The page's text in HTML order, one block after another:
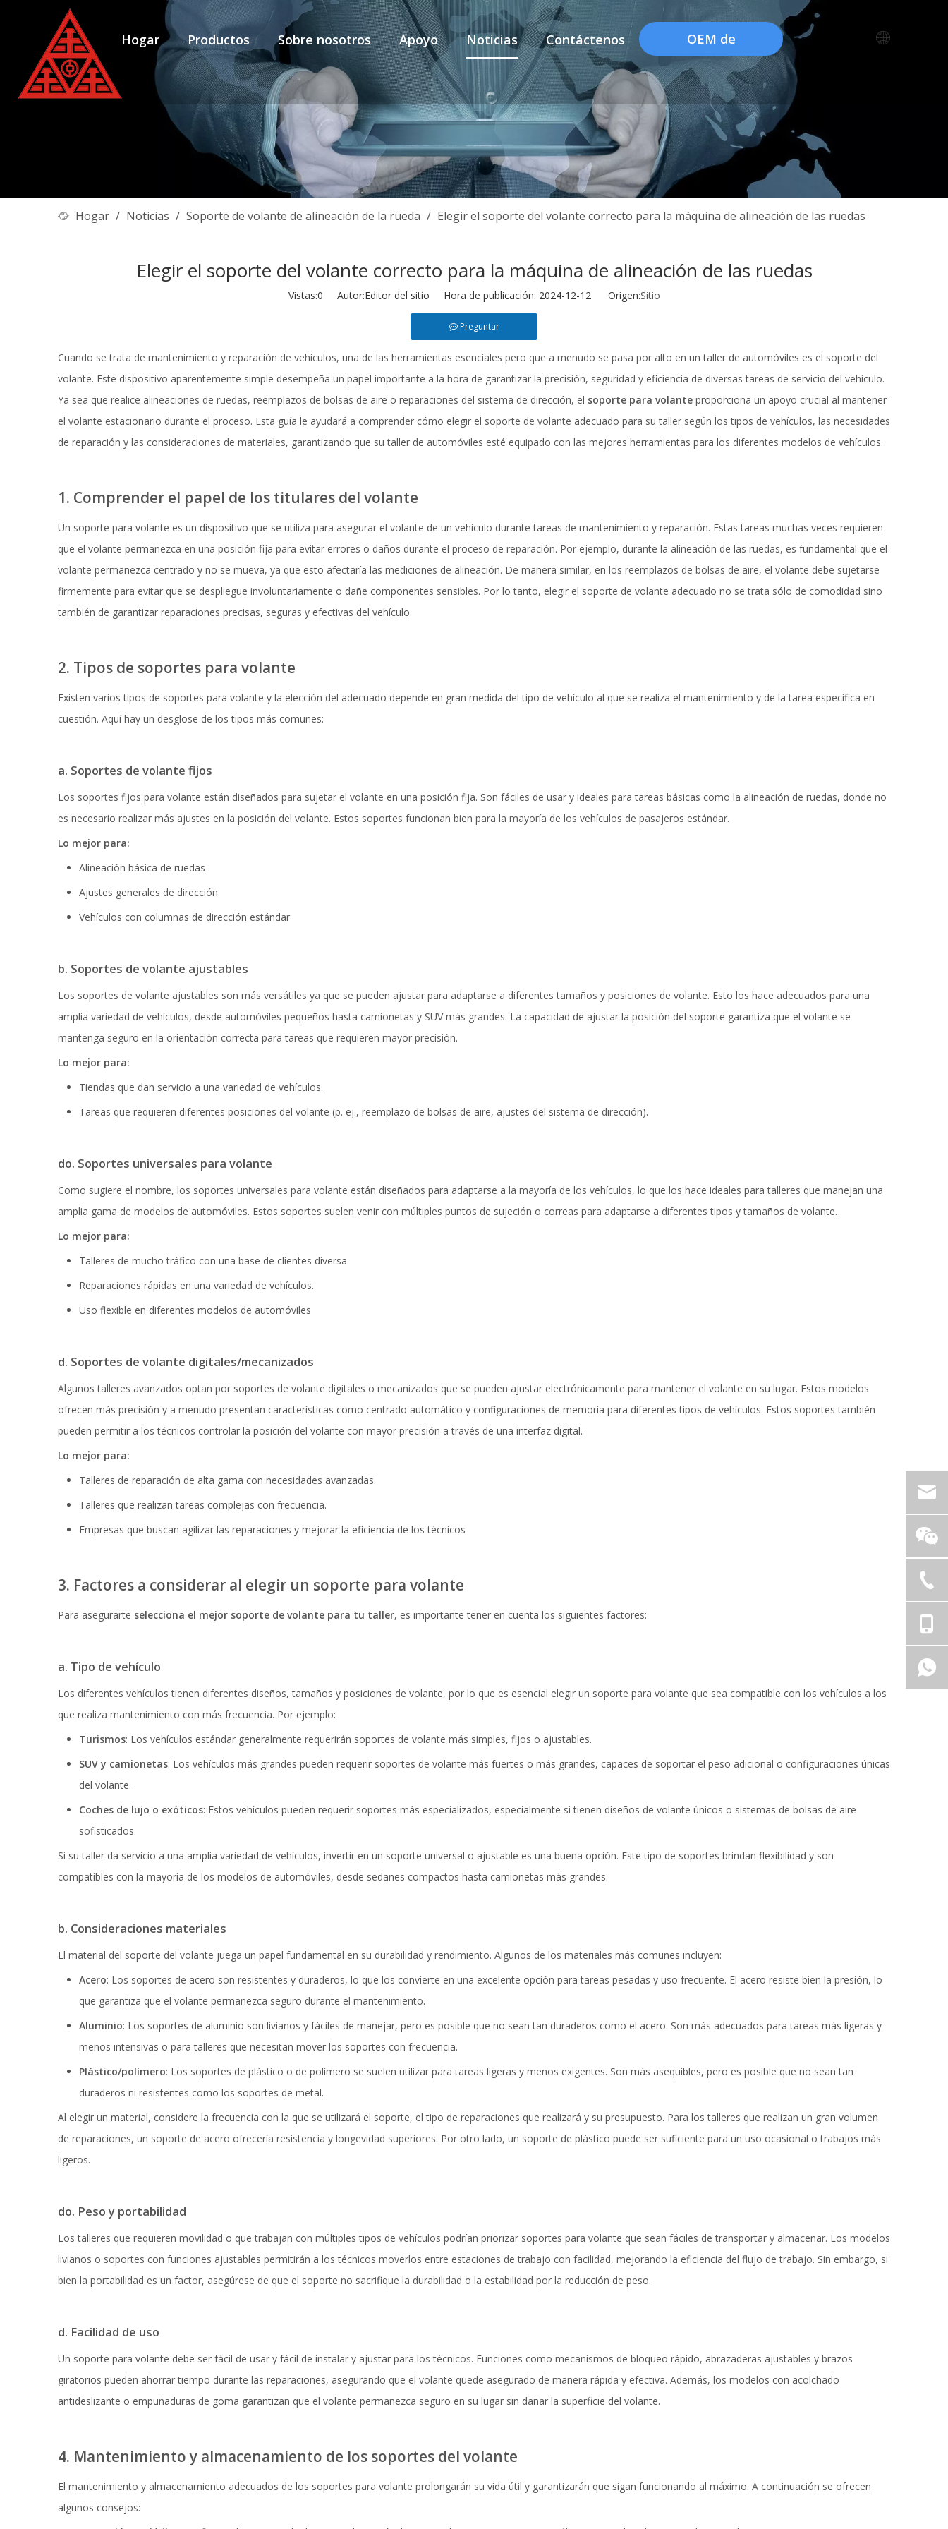
Hogar Productos Sobre nosotros Apoyo Noticias Contáctenos
OEM de
fábrica
Hogar / Noticias / Soporte de volante de alineación de la rueda / Elegir el soporte del volante correcto para la máquina de alineación de las ruedas
Elegir el soporte del volante correcto para la máquina de alineación de las ruedas
Vistas:0 Autor:Editor del sitio Hora de publicación: 2024-12-12 Origen:Sitio
Preguntar
Cuando se trata de mantenimiento y reparación de vehículos, una de las herramientas esenciales pero que a menudo se pasa por alto en un taller de automóviles es el soporte del
volante. Este dispositivo aparentemente simple desempeña un papel importante a la hora de garantizar la precisión, seguridad y eficiencia de diversas tareas de servicio del vehículo.
Ya sea que realice alineaciones de ruedas, reemplazos de bolsas de aire o reparaciones del sistema de dirección, el soporte para volante proporciona un apoyo crucial al mantener
el volante estacionario durante el proceso. Esta guía le ayudará a comprender cómo elegir el soporte de volante adecuado para su taller según los tipos de vehículos, las necesidades
de reparación y las consideraciones de materiales, garantizando que su taller de automóviles esté equipado con las mejores herramientas para los diferentes modelos de vehículos.
1. Comprender el papel de los titulares del volante
Un soporte para volante es un dispositivo que se utiliza para asegurar el volante de un vehículo durante tareas de mantenimiento y reparación. Estas tareas muchas veces requieren
que el volante permanezca en una posición fija para evitar errores o daños durante el proceso de reparación. Por ejemplo, durante la alineación de las ruedas, es fundamental que el
volante permanezca centrado y no se mueva, ya que esto afectaría las mediciones de alineación. De manera similar, en los reemplazos de bolsas de aire, el volante debe sujetarse
firmemente para evitar que se despliegue involuntariamente o dañe componentes sensibles. Por lo tanto, elegir el soporte de volante adecuado no se trata sólo de comodidad sino
también de garantizar reparaciones precisas, seguras y efectivas del vehículo.
2. Tipos de soportes para volante
Existen varios tipos de soportes para volante y la elección del adecuado depende en gran medida del tipo de vehículo al que se realiza el mantenimiento y de la tarea específica en
cuestión. Aquí hay un desglose de los tipos más comunes:
a. Soportes de volante fijos
Los soportes fijos para volante están diseñados para sujetar el volante en una posición fija. Son fáciles de usar y ideales para tareas básicas como la alineación de ruedas, donde no
es necesario realizar más ajustes en la posición del volante. Estos soportes funcionan bien para la mayoría de los vehículos de pasajeros estándar.
Lo mejor para:
Alineación básica de ruedas
Ajustes generales de dirección
Vehículos con columnas de dirección estándar
b. Soportes de volante ajustables
Los soportes de volante ajustables son más versátiles ya que se pueden ajustar para adaptarse a diferentes tamaños y posiciones de volante. Esto los hace adecuados para una
amplia variedad de vehículos, desde automóviles pequeños hasta camionetas y SUV más grandes. La capacidad de ajustar la posición del soporte garantiza que el volante se
mantenga seguro en la orientación correcta para tareas que requieren mayor precisión.
Lo mejor para:
Tiendas que dan servicio a una variedad de vehículos.
Tareas que requieren diferentes posiciones del volante (p. ej., reemplazo de bolsas de aire, ajustes del sistema de dirección).
do. Soportes universales para volante
Como sugiere el nombre, los soportes universales para volante están diseñados para adaptarse a la mayoría de los vehículos, lo que los hace ideales para talleres que manejan una
amplia gama de modelos de automóviles. Estos soportes suelen venir con múltiples puntos de sujeción o correas para adaptarse a diferentes tipos y tamaños de volante.
Lo mejor para:
Talleres de mucho tráfico con una base de clientes diversa
Reparaciones rápidas en una variedad de vehículos.
Uso flexible en diferentes modelos de automóviles
d. Soportes de volante digitales/mecanizados
Algunos talleres avanzados optan por soportes de volante digitales o mecanizados que se pueden ajustar electrónicamente para mantener el volante en su lugar. Estos modelos
ofrecen más precisión y a menudo presentan características como centrado automático y configuraciones de memoria para diferentes tipos de vehículos. Estos soportes también
pueden permitir a los técnicos controlar la posición del volante con mayor precisión a través de una interfaz digital.
Lo mejor para:
Talleres de reparación de alta gama con necesidades avanzadas.
Talleres que realizan tareas complejas con frecuencia.
Empresas que buscan agilizar las reparaciones y mejorar la eficiencia de los técnicos
3. Factores a considerar al elegir un soporte para volante
Para asegurarte selecciona el mejor soporte de volante para tu taller, es importante tener en cuenta los siguientes factores:
a. Tipo de vehículo
Los diferentes vehículos tienen diferentes diseños, tamaños y posiciones de volante, por lo que es esencial elegir un soporte para volante que sea compatible con los vehículos a los
que realiza mantenimiento con más frecuencia. Por ejemplo:
Turismos: Los vehículos estándar generalmente requerirán soportes de volante más simples, fijos o ajustables.
SUV y camionetas: Los vehículos más grandes pueden requerir soportes de volante más fuertes o más grandes, capaces de soportar el peso adicional o configuraciones únicas
del volante.
Coches de lujo o exóticos: Estos vehículos pueden requerir soportes más especializados, especialmente si tienen diseños de volante únicos o sistemas de bolsas de aire
sofisticados.
Si su taller da servicio a una amplia variedad de vehículos, invertir en un soporte universal o ajustable es una buena opción. Este tipo de soportes brindan flexibilidad y son
compatibles con la mayoría de los modelos de automóviles, desde sedanes compactos hasta camionetas más grandes.
b. Consideraciones materiales
El material del soporte del volante juega un papel fundamental en su durabilidad y rendimiento. Algunos de los materiales más comunes incluyen:
Acero: Los soportes de acero son resistentes y duraderos, lo que los convierte en una excelente opción para tareas pesadas y uso frecuente. El acero resiste bien la presión, lo
que garantiza que el volante permanezca seguro durante el mantenimiento.
Aluminio: Los soportes de aluminio son livianos y fáciles de manejar, pero es posible que no sean tan duraderos como el acero. Son más adecuados para tareas más ligeras y
menos intensivas o para talleres que necesitan mover los soportes con frecuencia.
Plástico/polímero: Los soportes de plástico o de polímero se suelen utilizar para tareas ligeras y menos exigentes. Son más asequibles, pero es posible que no sean tan
duraderos ni resistentes como los soportes de metal.
Al elegir un material, considere la frecuencia con la que se utilizará el soporte, el tipo de reparaciones que realizará y su presupuesto. Para los talleres que realizan un gran volumen
de reparaciones, un soporte de acero ofrecería resistencia y longevidad superiores. Por otro lado, un soporte de plástico puede ser suficiente para un uso ocasional o trabajos más
ligeros.
do. Peso y portabilidad
Los talleres que requieren movilidad o que trabajan con múltiples tipos de vehículos podrían priorizar soportes para volante que sean fáciles de transportar y almacenar. Los modelos
livianos o soportes con funciones ajustables permitirán a los técnicos moverlos entre estaciones de trabajo con facilidad, mejorando la eficiencia del flujo de trabajo. Sin embargo, si
bien la portabilidad es un factor, asegúrese de que el soporte no sacrifique la durabilidad o la estabilidad por la reducción de peso.
d. Facilidad de uso
Un soporte para volante debe ser fácil de usar y fácil de instalar y ajustar para los técnicos. Funciones como mecanismos de bloqueo rápido, abrazaderas ajustables y brazos
giratorios pueden ahorrar tiempo durante las reparaciones, asegurando que el volante quede asegurado de manera rápida y efectiva. Además, los modelos con acolchado
antideslizante o empuñaduras de goma garantizan que el volante permanezca seguro en su lugar sin dañar la superficie del volante.
4. Mantenimiento y almacenamiento de los soportes del volante
El mantenimiento y almacenamiento adecuados de los soportes para volante prolongarán su vida útil y garantizarán que sigan funcionando al máximo. A continuación se ofrecen
algunos consejos: